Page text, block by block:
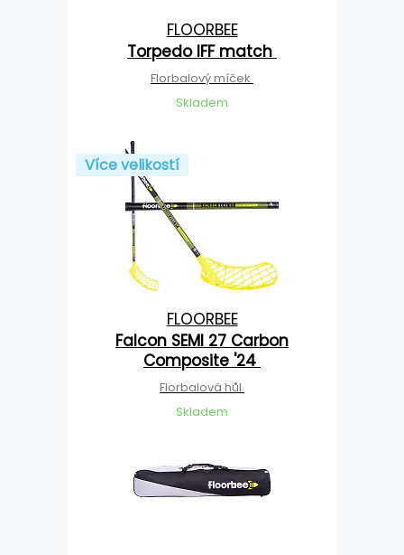
FLOORBEE
Torpedo IFF match
Florbalový míček
Skladem
Více velikostí
FLOORBEE
Falcon SEMI 27 Carbon
Composite '24
Florbalová hůl
Skladem